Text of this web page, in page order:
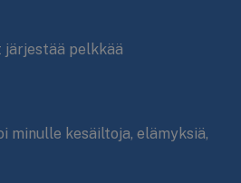
järjestää pelkkää
minulle kesäiltoja, elämyksiä,